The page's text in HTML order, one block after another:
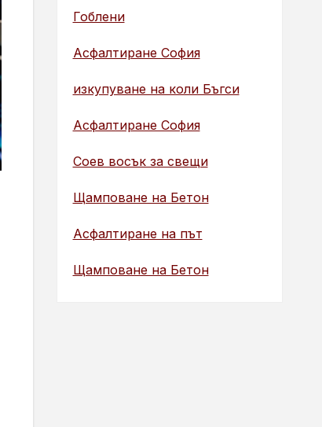
Гоблени
Асфалтиране София
изкупуване на коли Бъгси
Асфалтиране София
Соев восък за свещи
Щамповане на Бетон
Асфалтиране на път
Щамповане на Бетон